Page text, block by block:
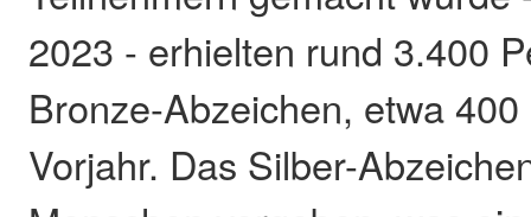
2023 - erhielten rund 3.400
Bronze-Abzeichen, etwa
Vorjahr. Das Silber-